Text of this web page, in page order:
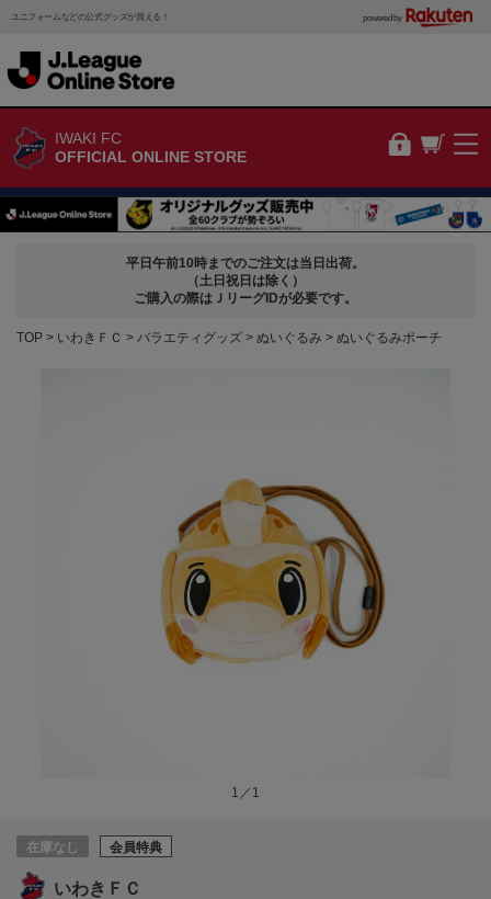
ユニフォームなどの公式グッズが買える！ powered by
IWAKI FC
OFFICIAL ONLINE STORE
平日午前10時までのご注文は当日出荷。
（土日祝日は除く）
ご購入の際はＪリーグIDが必要です。
TOP いわきＦＣ バラエティグッズ ぬいぐるみ ぬいぐるみポーチ
1／1
在庫なし 会員特典
いわきＦＣ